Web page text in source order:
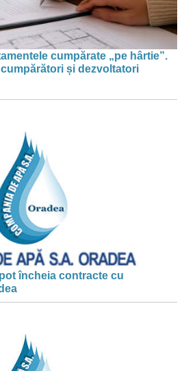
cumpărate „pe hârtie”.
și dezvoltatori
încheia contracte cu